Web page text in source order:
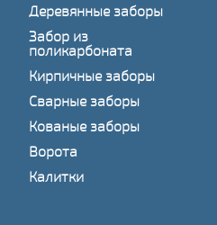
Деревянные заборы
Забор из
поликарбоната
Кирпичные заборы
Сварные заборы
Кованые заборы
Ворота
Калитки